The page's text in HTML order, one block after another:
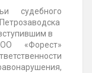
судебного
в
«Форест»